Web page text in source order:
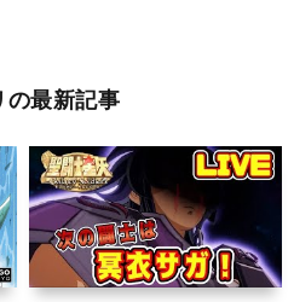
の最新記事